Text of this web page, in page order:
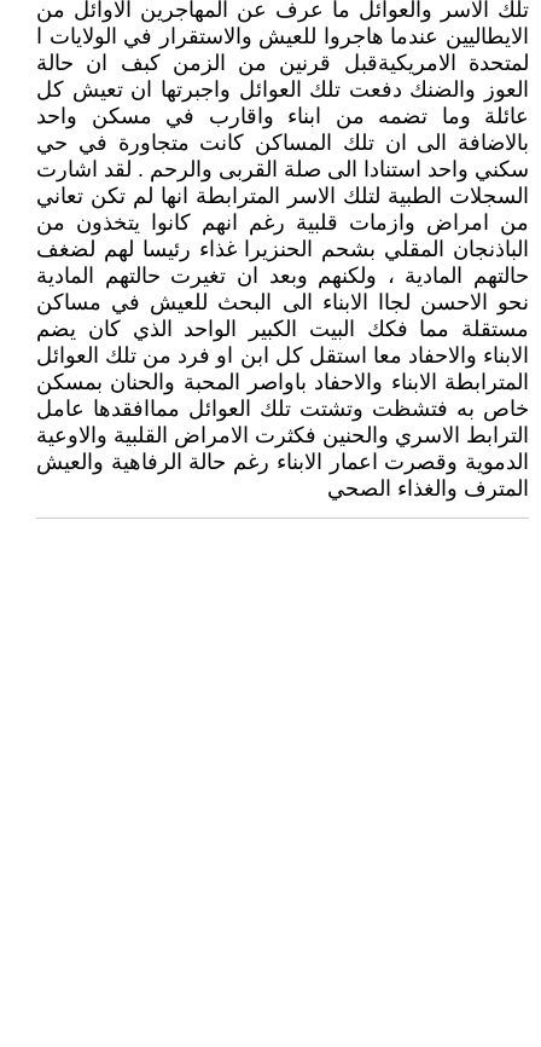
تلك الاسر والعوائل ما عرف عن المهاجرين الاوائل من
الايطاليين عندما هاجروا للعيش والاستقرار في الولايات ا
لمتحدة الامريكيةقبل قرنين من الزمن كبف ان حالة
العوز والضنك دفعت تلك العوائل واجبرتها ان تعيش كل
عائلة وما تضمه من ابناء واقارب في مسكن واحد
بالاضافة الى ان تلك المساكن كانت متجاورة في حي
سكني واحد استنادا الى صلة القربى والرحم . لقد اشارت
السجلات الطبية لتلك الاسر المترابطة انها لم تكن تعاني
من امراض وازمات قلبية رغم انهم كانوا يتخذون من
الباذنجان المقلي بشحم الحنزيرا غذاء رئيسا لهم لضغف
حالتهم المادية ، ولكنهم وبعد ان تغيرت حالتهم المادية
نحو الاحسن لجاا الابناء الى البحث للعيش في مساكن
مستقلة مما فكك البيت الكبير الواحد الذي كان يضم
الابناء والاحفاد معا استقل كل ابن او فرد من تلك العوائل
المترابطة الابناء والاحفاد باواصر المحبة والحنان بمسكن
خاص به فتشظت وتشتت تلك العوائل مماافقدها عامل
الترابط الاسري والحنين فكثرت الامراض القلبية والاوعية
الدموية وقصرت اعمار الابناء رغم حالة الرفاهية والعيش
المترف والغذاء الصحي